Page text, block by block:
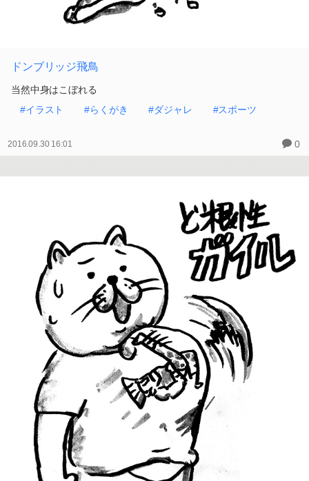
ドンブリッジ飛鳥
当然中身はこぼれる
#イラスト
#らくがき #ダジャレ #スポーツ
2016.09.30 16:01 0